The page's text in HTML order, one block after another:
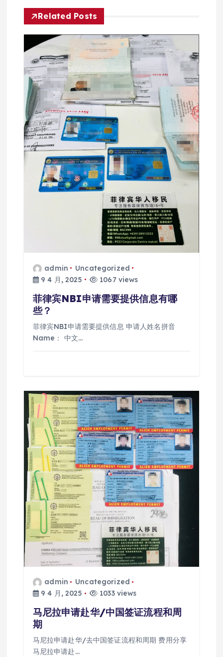
航Related Posts
admin
Uncategorized
9 4 月, 2025
1067 views
菲律宾NBI申请需要提供信息有哪
些？
菲律宾NBI申请需要提供信息 申请人姓名拼音
Name： 中文…
admin
Uncategorized
9 4 月, 2025
1033 views
马尼拉申请赴华/中国签证流程和周
期
马尼拉申请赴华/去中国签证流程和周期 费用分享
马尼拉申请赴…